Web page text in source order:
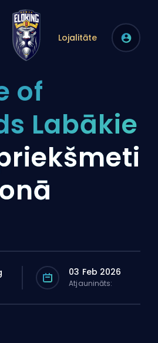
Lojalitāte
of
Labākie
03 Feb 2026
Atjaunināts: